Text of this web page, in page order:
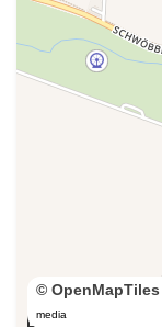
200 m
© OpenMapTiles
media